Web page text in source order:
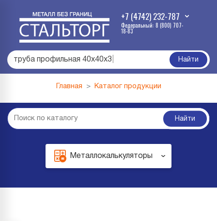
+7 (4742) 232-787
Федеральный: 8 (800) 707-
18-83
труба профильная 40х40х3 Найти
Главная Каталог продукции
Найти
Металлокалькуляторы